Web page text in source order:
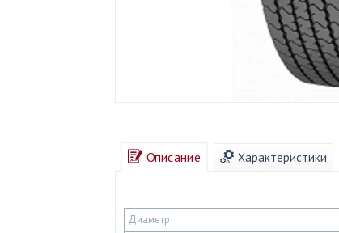
Описание Характеристики
Диаметр